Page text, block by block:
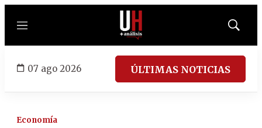
Menú
Mostrar
07 ago 2026 ÚLTIMAS NOTICIAS
Economía